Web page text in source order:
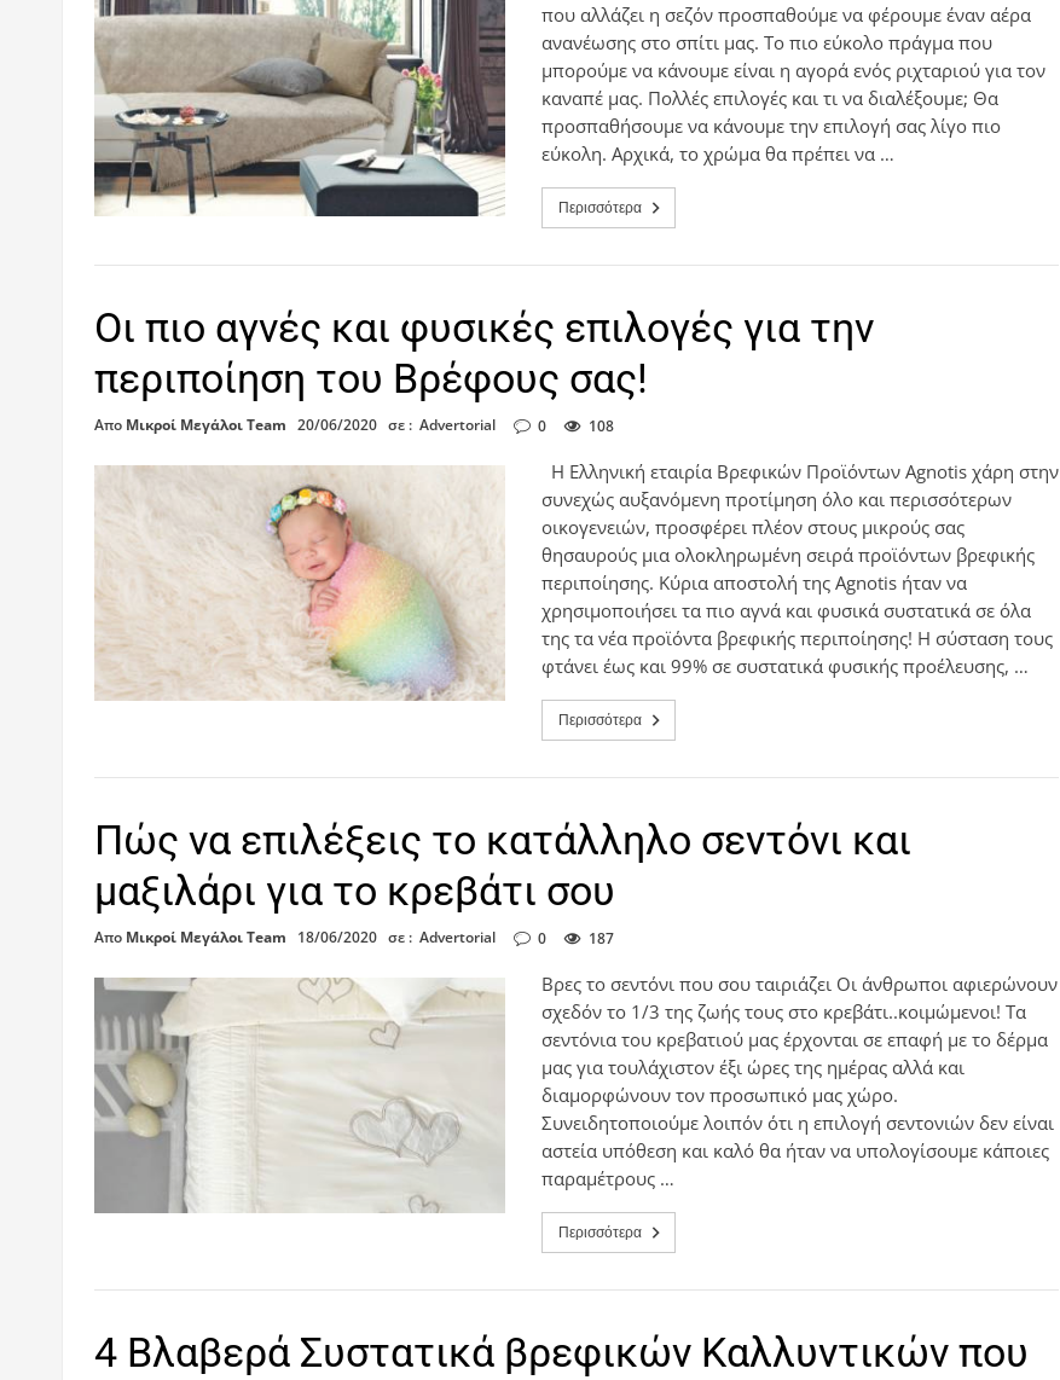
που αλλάζει η σεζόν προσπαθούμε να φέρουμε έναν αέρα
ανανέωσης στο σπίτι μας. Το πιο εύκολο πράγμα που
μπορούμε να κάνουμε είναι η αγορά ενός ριχταριού για τον
καναπέ μας. Πολλές επιλογές και τι να διαλέξουμε; Θα
προσπαθήσουμε να κάνουμε την επιλογή σας λίγο πιο
εύκολη. Αρχικά, το χρώμα θα πρέπει να …
Περισσότερα
Οι πιο αγνές και φυσικές επιλογές για την
περιποίηση του Βρέφους σας!
Απο Μικροί Μεγάλοι Team 20/06/2020 σε : Advertorial 0 108
Η Ελληνική εταιρία Βρεφικών Προϊόντων Agnotis χάρη στην
συνεχώς αυξανόμενη προτίμηση όλο και περισσότερων
οικογενειών, προσφέρει πλέον στους μικρούς σας
θησαυρούς μια ολοκληρωμένη σειρά προϊόντων βρεφικής
περιποίησης. Κύρια αποστολή της Agnotis ήταν να
χρησιμοποιήσει τα πιο αγνά και φυσικά συστατικά σε όλα
της τα νέα προϊόντα βρεφικής περιποίησης! Η σύσταση τους
φτάνει έως και 99% σε συστατικά φυσικής προέλευσης, …
Περισσότερα
Πώς να επιλέξεις το κατάλληλο σεντόνι και
μαξιλάρι για το κρεβάτι σου
Απο Μικροί Μεγάλοι Team 18/06/2020 σε : Advertorial 0 187
Βρες το σεντόνι που σου ταιριάζει Oι άνθρωποι αφιερώνουν
σχεδόν το 1/3 της ζωής τους στο κρεβάτι..κοιμώμενοι! Τα
σεντόνια του κρεβατιού μας έρχονται σε επαφή με το δέρμα
μας για τουλάχιστον έξι ώρες της ημέρας αλλά και
διαμορφώνουν τον προσωπικό μας χώρο.
Συνειδητοποιούμε λοιπόν ότι η επιλογή σεντονιών δεν είναι
αστεία υπόθεση και καλό θα ήταν να υπολογίσουμε κάποιες
παραμέτρους …
Περισσότερα
4 Βλαβερά Συστατικά βρεφικών Καλλυντικών που